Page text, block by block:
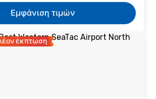
Εμφάνιση τιμών
έκπτωση